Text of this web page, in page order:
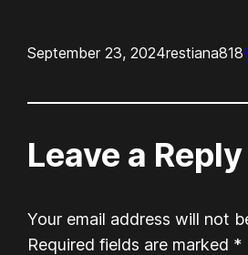
September 23, 2024restiana818
Leave a Reply
Your email address will not
Required fields are marked *